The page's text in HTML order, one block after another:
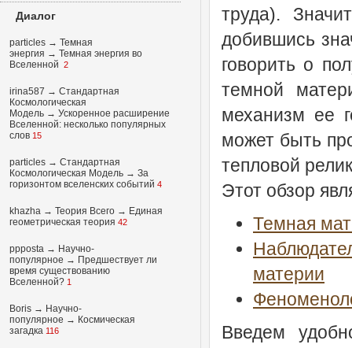
труда).
добившись
говорить о
темной
механизм ее
может быть
тепловой
Этот обзор
Темная
материи
Введем
Диалог
particles → Темная
энергия → Темная энергия во
Вселенной 2
irina587 → Стандартная
Космологическая
Модель → Ускоренное расширение
Вселенной: несколько популярных
слов 15
particles → Стандартная
Космологическая Модель → За
горизонтом вселенских событий 4
khazha → Теория Всего → Единая
геометрическая теория 42
ppposta → Научно-
популярное → Предшествует ли
время существованию
Вселенной? 1
Boris → Научно-
популярное → Космическая
загадка 116